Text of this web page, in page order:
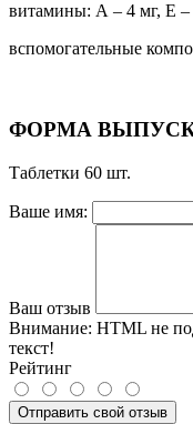
витамины: А – 4 мг, Е –
вспомогательные
ФОРМА
Таблетки 60 шт.
Ваше имя:
Ваш отзыв
Внимание: HTML не
текст!
Рейтинг
Отправить свой отзыв